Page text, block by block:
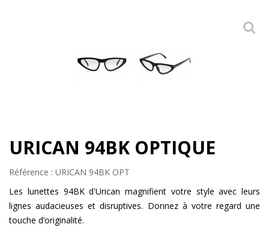
URICAN 94BK OPTIQUE
Référence : URICAN 94BK OPT
Les lunettes 94BK d'Urican magnifient votre style avec leurs
lignes audacieuses et disruptives. Donnez à votre regard une
touche d’originalité.